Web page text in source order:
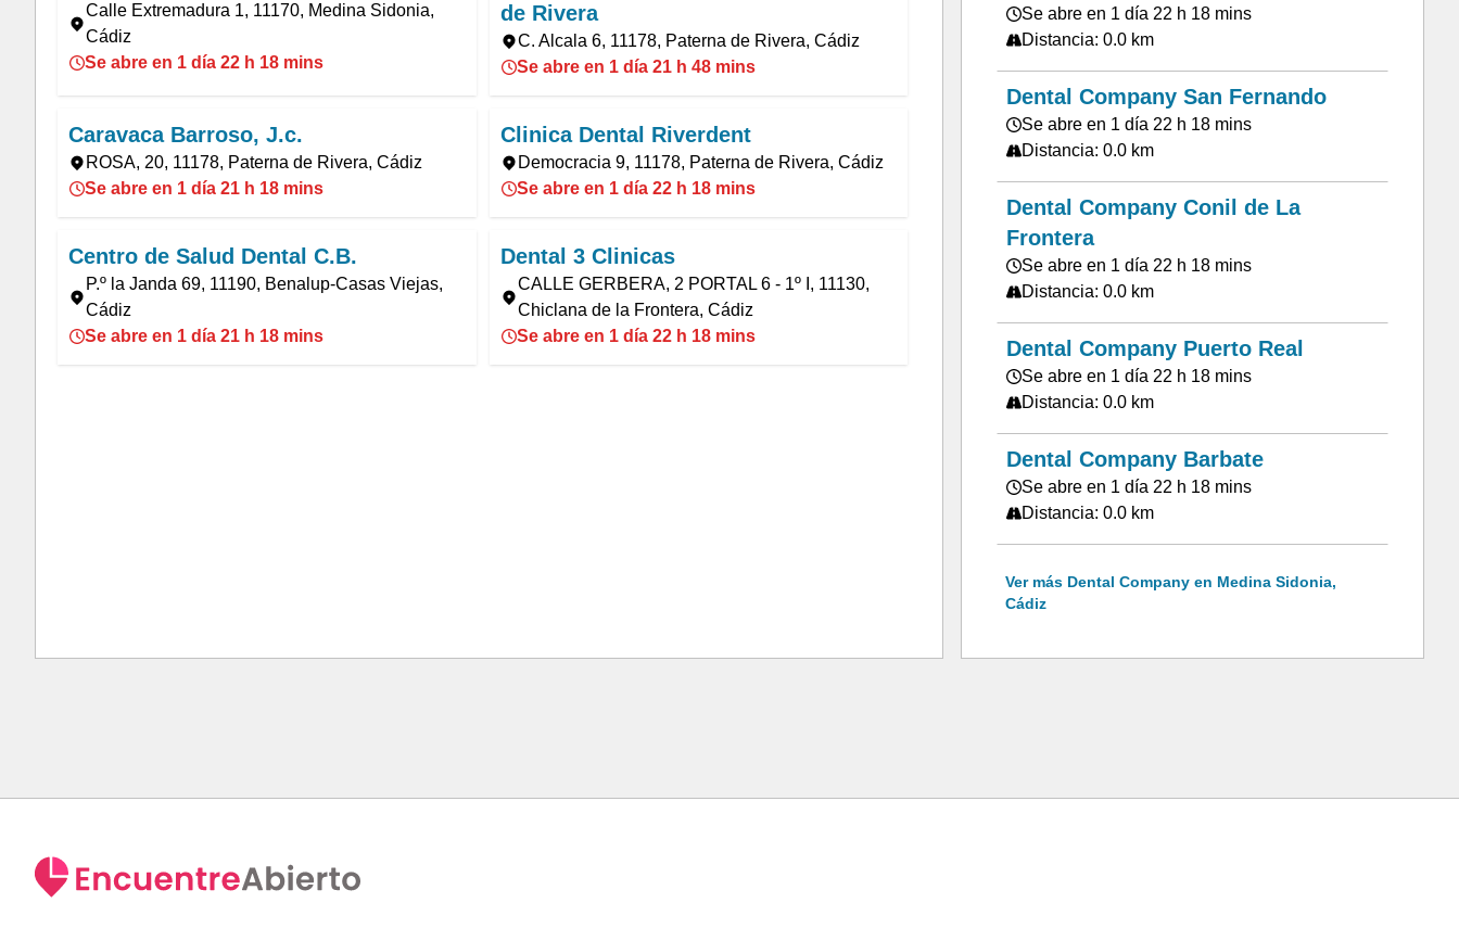
Calle Extremadura 1, 11170, Medina Sidonia,
Cádiz
Se abre en 1 día 22 h 18 mins
de Rivera
C. Alcala 6, 11178, Paterna de Rivera, Cádiz
Se abre en 1 día 21 h 48 mins
Caravaca Barroso, J.c.
ROSA, 20, 11178, Paterna de Rivera, Cádiz
Se abre en 1 día 21 h 18 mins
Clinica Dental Riverdent
Democracia 9, 11178, Paterna de Rivera, Cádiz
Se abre en 1 día 22 h 18 mins
Centro de Salud Dental C.B.
P.º la Janda 69, 11190, Benalup-Casas Viejas,
Cádiz
Se abre en 1 día 21 h 18 mins
Dental 3 Clinicas
CALLE GERBERA, 2 PORTAL 6 - 1º I, 11130,
Chiclana de la Frontera, Cádiz
Se abre en 1 día 22 h 18 mins
Se abre en 1 día 22 h 18 mins
Distancia: 0.0 km
Dental Company San Fernando
Se abre en 1 día 22 h 18 mins
Distancia: 0.0 km
Dental Company Conil de La
Frontera
Se abre en 1 día 22 h 18 mins
Distancia: 0.0 km
Dental Company Puerto Real
Se abre en 1 día 22 h 18 mins
Distancia: 0.0 km
Dental Company Barbate
Se abre en 1 día 22 h 18 mins
Distancia: 0.0 km
Ver más Dental Company en Medina Sidonia,
Cádiz